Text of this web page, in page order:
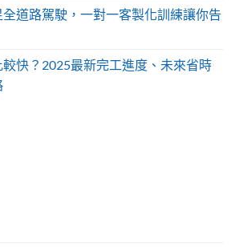
道路駕駛，一對一客製化訓練讓你告
快？2025最新完工進度、未來省時